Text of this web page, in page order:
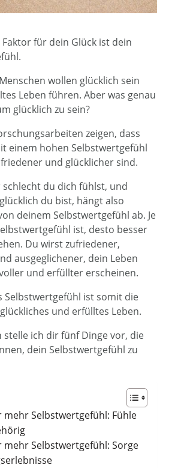
für dein Glück ist dein
wollen glücklich sein
Leben führen. Aber was genau
glücklich zu sein?
zeigen, dass
einem hohen Selbstwertgefühl
und glücklicher sind.
du dich fühlst, und
du bist, hängt also
deinem Selbstwertgefühl ab. Je
ist, desto besser
Du wirst zufriedener,
ausgeglichener, dein Leben
und erfüllter erscheinen.
Selbstwertgefühl ist somit die
und erfülltes Leben.
stelle ich dir fünf Dinge vor, die
dein Selbstwertgefühl zu
mehr Selbstwertgefühl: Fühle
mehr Selbstwertgefühl: Sorge